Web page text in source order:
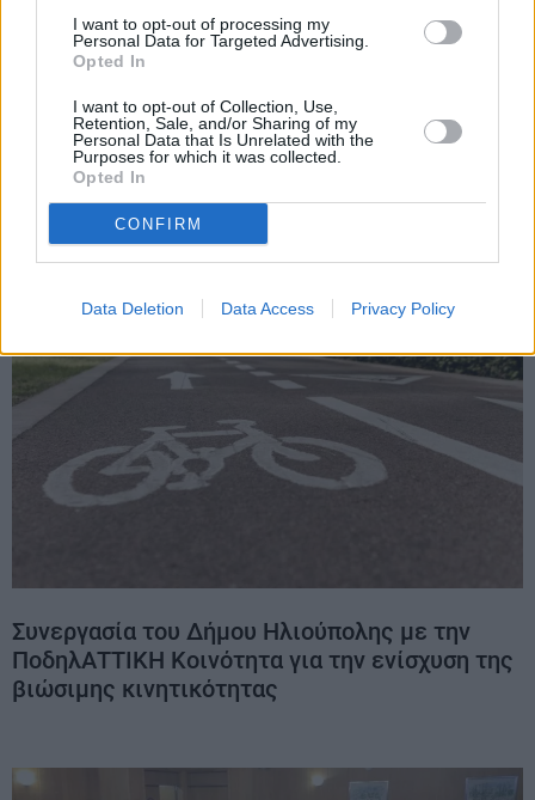
I want to opt-out of processing my
Personal Data for Targeted Advertising.
Opted In
I want to opt-out of Collection, Use,
Retention, Sale, and/or Sharing of my
Personal Data that Is Unrelated with the
Purposes for which it was collected.
Opted In
CONFIRM
Data Deletion Data Access Privacy Policy
Για τους λάτρεις του «πεταλιού» – Αυτές είναι
οι 10 πιο φιλικές πόλεις της Ευρώπης για
ποδηλασία
Συνεργασία του Δήμου Ηλιούπολης με την
ΠοδηλΑΤΤΙΚΗ Κοινότητα για την ενίσχυση της
βιώσιμης κινητικότητας